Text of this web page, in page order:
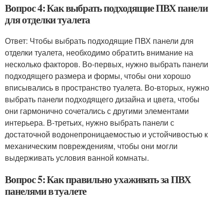
Вопрос 4: Как выбрать подходящие ПВХ панели
для отделки туалета
Ответ: Чтобы выбрать подходящие ПВХ панели для
отделки туалета, необходимо обратить внимание на
несколько факторов. Во-первых, нужно выбрать панели
подходящего размера и формы, чтобы они хорошо
вписывались в пространство туалета. Во-вторых, нужно
выбрать панели подходящего дизайна и цвета, чтобы
они гармонично сочетались с другими элементами
интерьера. В-третьих, нужно выбрать панели с
достаточной водонепроницаемостью и устойчивостью к
механическим повреждениям, чтобы они могли
выдерживать условия ванной комнаты.
Вопрос 5: Как правильно ухаживать за ПВХ
панелями в туалете